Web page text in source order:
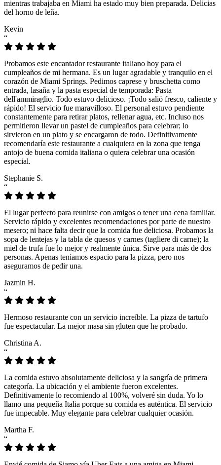
mientras trabajaba en Miami ha estado muy bien preparada. Delicias
del horno de leña.
Kevin
“
Probamos este encantador restaurante italiano hoy para el
cumpleaños de mi hermana. Es un lugar agradable y tranquilo en el
corazón de Miami Springs. Pedimos caprese y bruschetta como
entrada, lasaña y la pasta especial de temporada: Pasta
dell'ammiraglio. Todo estuvo delicioso. ¡Todo salió fresco, caliente y
rápido! El servicio fue maravilloso. El personal estuvo pendiente
constantemente para retirar platos, rellenar agua, etc. Incluso nos
permitieron llevar un pastel de cumpleaños para celebrar; lo
sirvieron en un plato y se encargaron de todo. Definitivamente
recomendaría este restaurante a cualquiera en la zona que tenga
antojo de buena comida italiana o quiera celebrar una ocasión
especial.
Stephanie S.
“
El lugar perfecto para reunirse con amigos o tener una cena familiar.
Servicio rápido y excelentes recomendaciones por parte de nuestro
mesero; ni hace falta decir que la comida fue deliciosa. Probamos la
sopa de lentejas y la tabla de quesos y carnes (tagliere di carne); la
miel de trufa fue lo mejor y realmente única. Sirve para más de dos
personas. Apenas teníamos espacio para la pizza, pero nos
aseguramos de pedir una.
Jazmin H.
“
Hermoso restaurante con un servicio increíble. La pizza de tartufo
fue espectacular. La mejor masa sin gluten que he probado.
Christina A.
“
La comida estuvo absolutamente deliciosa y la sangría de primera
categoría. La ubicación y el ambiente fueron excelentes.
Definitivamente lo recomiendo al 100%, volveré sin duda. Yo lo
llamo una pequeña Italia porque su comida es auténtica. El servicio
fue impecable. Muy elegante para celebrar cualquier ocasión.
Martha F.
“